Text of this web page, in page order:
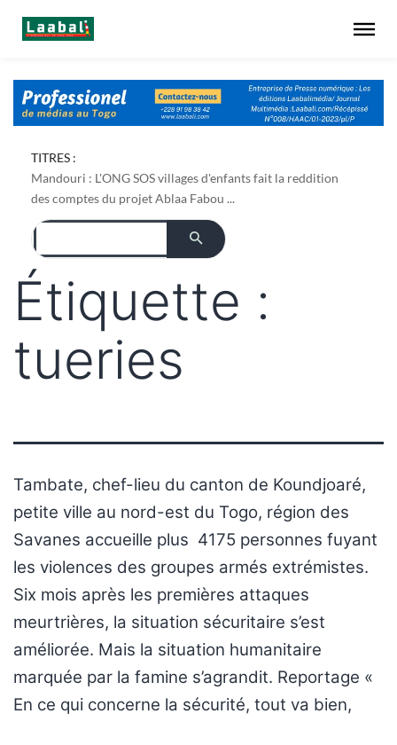
TITRES :
Mandouri : L'ONG SOS villages d'enfants fait la reddition
des comptes du projet Ablaa Fabou ...
Étiquette :
tueries
Tambate, chef-lieu du canton de Koundjoaré,
petite ville au nord-est du Togo, région des
Savanes accueille plus 4175 personnes fuyant
les violences des groupes armés extrémistes.
Six mois après les premières attaques
meurtrières, la situation sécuritaire s’est
améliorée. Mais la situation humanitaire
marquée par la famine s’agrandit. Reportage «
En ce qui concerne la sécurité, tout va bien,